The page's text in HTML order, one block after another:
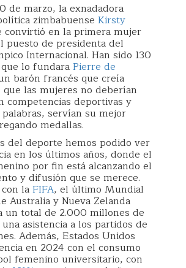
de marzo, la exnadadora
zimbabuense Kirsty
convirtió en la primera mujer
puesto de presidenta del
Internacional. Han sido 130
lo fundaraPierre de
barón francés que creía
las mujeres no deberían
competencias deportivas y
servían su mejor
medallas.
del deporte hemos podido ver
en los últimos años, donde el
por fin está alcanzando el
y difusión que se merece.
laFIFA, el último Mundial
Australia y Nueva Zelanda
un total de 2.000 millones de
asistencia a los partidos de
Además, Estados Unidos
en 2024 con el consumo
femenino universitario, con